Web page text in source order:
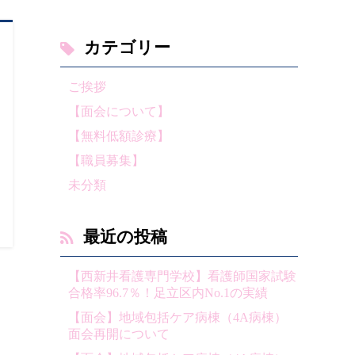
カテゴリー
ご挨拶
【面会について】
【無料低額診療】
【職員募集】
未分類
最近の投稿
【西新井看護専門学校】看護師国家試験
合格率96.7％！足立区内No.1の実績
【面会】地域包括ケア病棟（4A病棟）
面会再開について